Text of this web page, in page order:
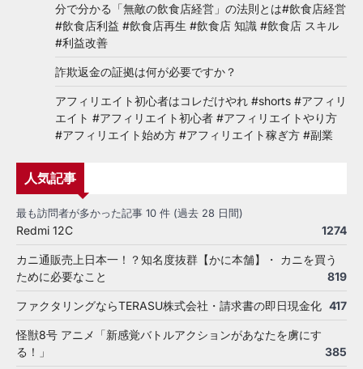
分で分かる「無敵の飲食店経営」の法則とは#飲食店経営
#飲食店利益 #飲食店再生 #飲食店 知識 #飲食店 スキル
#利益改善
詐欺返金の証拠は何が必要ですか？
アフィリエイト初心者はコレだけやれ #shorts #アフィリ
エイト #アフィリエイト初心者 #アフィリエイトやり方
#アフィリエイト始め方 #アフィリエイト稼ぎ方 #副業
人気記事
最も訪問者が多かった記事 10 件 (過去 28 日間)
Redmi 12C 1274
カニ通販売上日本一！？知名度抜群【かに本舗】・ カニを買う
ために必要なこと
819
ファクタリングならTERASU株式会社・請求書の即日現金化 417
怪獣8号 アニメ「新感覚バトルアクションがあなたを虜にす
る！」
385